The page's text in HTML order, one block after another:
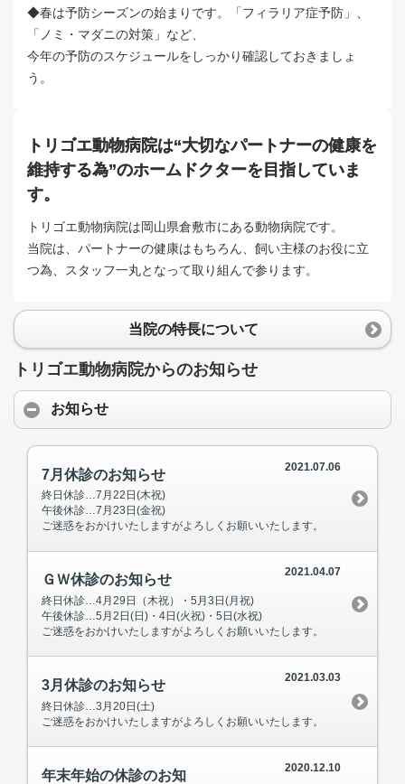
◆春は予防シーズンの始まりです。「フィラリア症予防」、
「ノミ・マダニの対策」など、
今年の予防のスケジュールをしっかり確認しておきましょ
う。
トリゴエ動物病院は“大切なパートナーの健康を
維持する為”のホームドクターを目指していま
す。
トリゴエ動物病院は岡山県倉敷市にある動物病院です。
当院は、パートナーの健康はもちろん、飼い主様のお役に立
つ為、スタッフ一丸となって取り組んで参ります。
当院の特長について
トリゴエ動物病院からのお知らせ
お知らせ
2021.07.06
7月休診のお知らせ
終日休診…7月22日(木祝)
午後休診…7月23日(金祝)
ご迷惑をおかけいたしますがよろしくお願いいたします。
2021.04.07
ＧＷ休診のお知らせ
終日休診…4月29日（木祝）・5月3日(月祝)
午後休診…5月2日(日)・4日(火祝)・5日(水祝)
ご迷惑をおかけいたしますがよろしくお願いいたします。
2021.03.03
3月休診のお知らせ
終日休診…3月20日(土)
ご迷惑をおかけいたしますがよろしくお願いいたします。
2020.12.10
年末年始の休診のお知